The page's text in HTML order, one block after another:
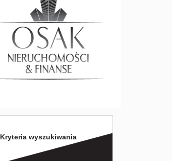
Kryteria wyszukiwania